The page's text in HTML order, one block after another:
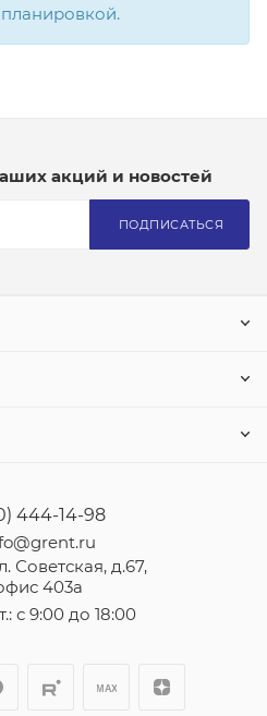
акций и новостей
ПОДПИСАТЬСЯ
444-14-98
Советская, д.67,
403а
с 9:00 до 18:00